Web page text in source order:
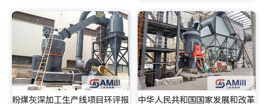
粉煤灰深加工生产线项目环评报 中华人民共和国国家发展和改革